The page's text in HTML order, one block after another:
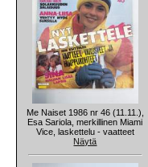
Me Naiset 1986 nr 46 (11.11.),
Esa Sariola, merkillinen Miami
Vice, laskettelu - vaatteet
Näytä